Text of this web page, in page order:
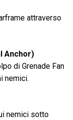
attraverso
Anchor)
di Grenade Fan
nemici.
nemici sotto